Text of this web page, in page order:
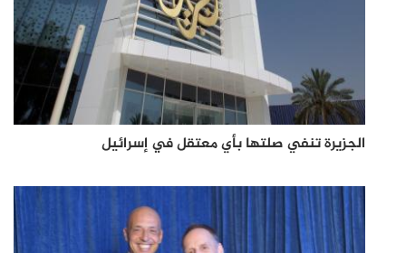
الجزيرة تنفي صلتها بأي معتقل في إسرائيل